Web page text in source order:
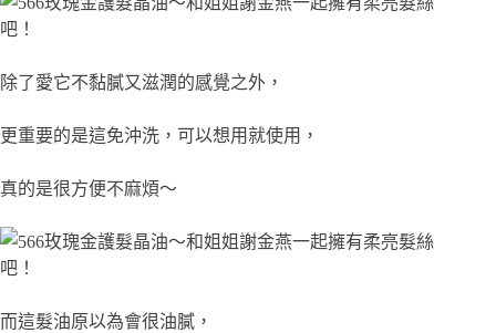
除了愛它不黏膩又滋潤的感覺之外，
更重要的是這免沖洗，可以想用就使用，
真的是很方便不麻煩～
而這髮油原以為會很油膩，